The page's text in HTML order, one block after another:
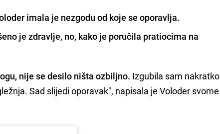
imala je nezgodu od koje se oporavlja.
je zdravlje, no, kako je poručila pratiocima na
nije se desilo ništa ozbiljno. Izgubila sam nakratko
Sad slijedi oporavak", napisala je Voloder svome